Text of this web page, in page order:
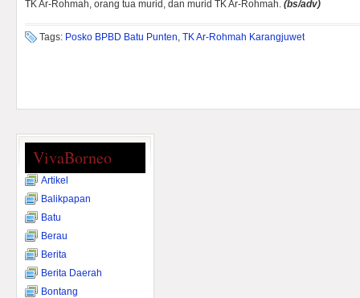
TK Ar-Rohmah, orang tua murid, dan murid TK Ar-Rohmah. (bs/adv)
Tags: Posko BPBD Batu Punten, TK Ar-Rohmah Karangjuwet
VivaBorneo
Artikel
Balikpapan
Batu
Berau
Berita
Berita Daerah
Bontang